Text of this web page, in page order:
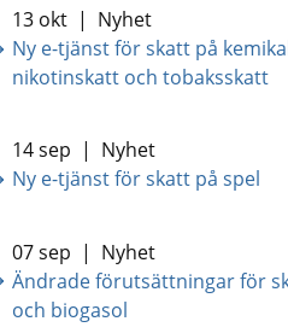
13 okt | Nyhet
Ny e-tjänst för skatt på
nikotinskatt och tobaksskatt
14 sep | Nyhet
Ny e-tjänst för skatt på spel
07 sep | Nyhet
Ändrade förutsättningar för
och biogasol